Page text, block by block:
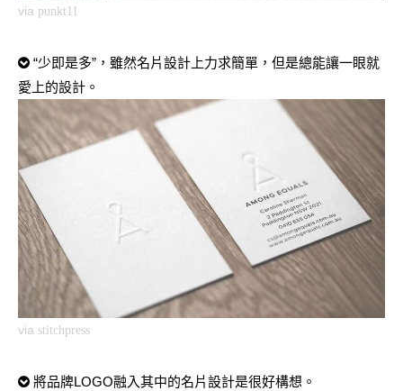
via punkt11
“少即是多”，雖然名片設計上力求簡單，但是總能讓一眼就
愛上的設計。
via stitchpress
將品牌LOGO融入其中的名片設計是很好構想。